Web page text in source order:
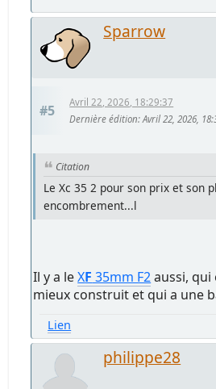
Sparrow
#5
Avril 22, 2026, 18:29:37
Dernière édition: Avril 22, 2026,
Citation
Le Xc 35 2 pour son prix et son
encombrement...l
Il y a leXF 35mm F2aussi,
mieux construit et qui a une
Lien
philippe28